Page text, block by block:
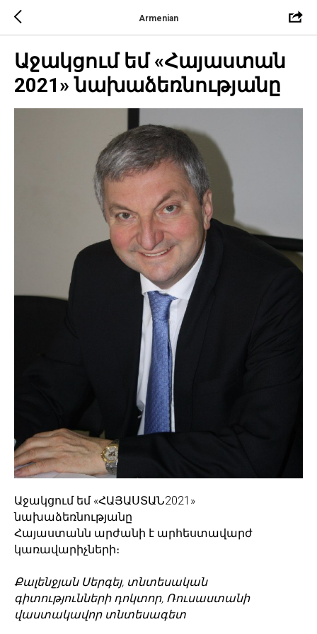
Armenian
Աջակցում եմ «Հայաստան
2021» նախաձեռնությանը
Աջակցում եմ «ՀԱՅԱՍՏԱՆ2021»
նախաձեռնությանը
Հայաստանն արժանի է արհեստավարժ
կառավարիչների։
Քալենջյան Սերգեյ, տնտեսական
գիտությունների դոկտոր, Ռուսաստանի
վաստակավոր տնտեսագետ